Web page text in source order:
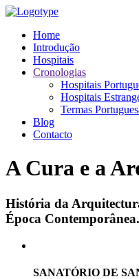
Home
Introdução
Hospitais
Cronologias
Hospitais
Hospitais
Termas
Blog
Contacto
A Cura e a
História da
Época Contemporânea.
SANATÓRIO DE